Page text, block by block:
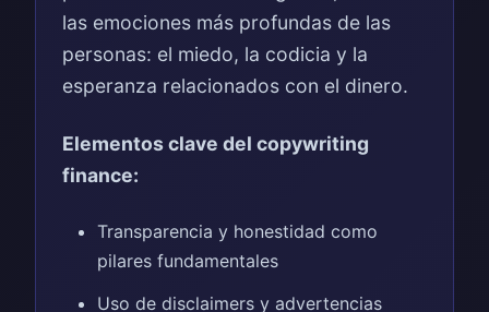
las emociones más profundas de las
personas: el miedo, la codicia y la
esperanza relacionados con el dinero.
Elementos clave del copywriting
finance:
Transparencia y honestidad como
pilares fundamentales
Uso de disclaimers y advertencias